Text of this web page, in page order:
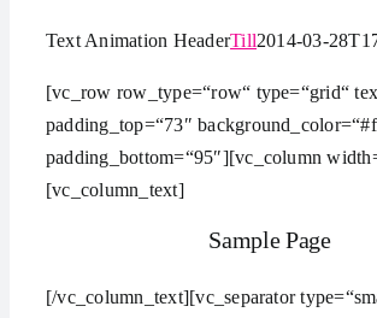
Text Animation HeaderTill2014-03-
[vc_row row_type=“row“ type=“grid“
padding_top=“73″
padding_bottom=“95″][vc_column
[vc_column_text]
Sample Page
[/vc_column_text][vc_separator